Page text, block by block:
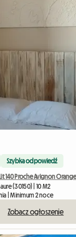
Szybka odpowiedź
(30150) | 10 M2
| Minimum 2 noce
Zobacz ogłoszenie